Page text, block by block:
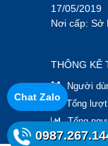
17/05/2019
Nơi cấp: Sở
THÔNG KÊ
Người
Tổng lượt
Tổng
Chat Zalo